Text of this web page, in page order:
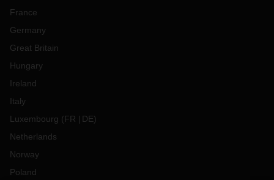
France
Germany
Great Britain
Hungary
Ireland
Italy
Luxembourg (FR DE)
Netherlands
Norway
Poland